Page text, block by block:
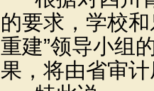
的要求，学校
重建”领导小组
果，将由省审